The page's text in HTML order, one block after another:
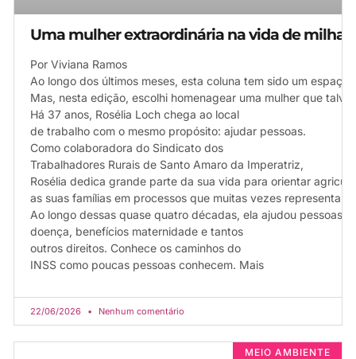
Uma mulher extraordinária na vida de
Por Viviana Ramos
Ao longo dos últimos meses, esta coluna tem sido um
Mas, nesta edição, escolhi homenagear uma mulher que
Há 37 anos, Rosélia Loch chega ao local
de trabalho com o mesmo propósito: ajudar pessoas.
Como colaboradora do Sindicato dos
Trabalhadores Rurais de Santo Amaro da Imperatriz,
Rosélia dedica grande parte da sua vida para orientar
as suas famílias em processos que muitas vezes
Ao longo dessas quase quatro décadas, ela ajudou pessoas
doença, benefícios maternidade e tantos
outros direitos. Conhece os caminhos do
INSS como poucas pessoas conhecem. Mais
22/06/2026 Nenhum comentário
MEIO AMBIENTE